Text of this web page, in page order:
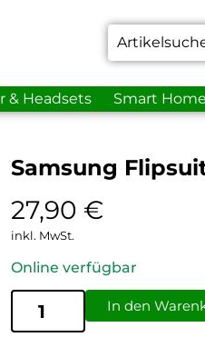
& Headsets Smart
Samsung
27,90 €
inkl. MwSt.
Online verfügbar
In den